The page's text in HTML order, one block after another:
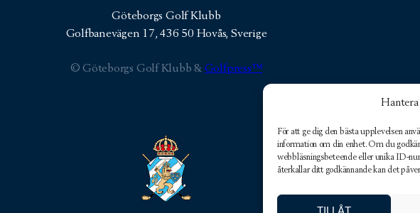
För att ge dig den bästa upplevelsen
information om din enhet. Om du
webbläsningsbeteende eller unika ID-
återkallar ditt godkännande kan det
TILLÅT
Göteborgs Golf Klubb
Golfbanevägen 17, 436 50 Hovås, Sverige
© Göteborgs Golf Klubb & Golfpress™